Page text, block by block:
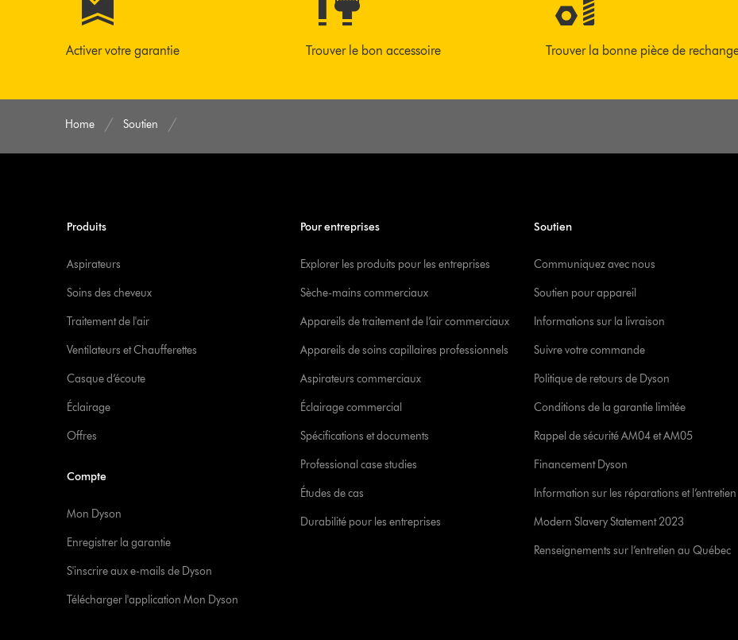
Activer votre garantie Trouver le bon accessoire Trouver la bonne pièce de
Home Soutien
Produits
Aspirateurs
Soins des cheveux
Traitement de l'air
Ventilateurs et Chaufferettes
Casque d’écoute
Éclairage
Offres
Compte
Mon Dyson
Enregistrer la garantie
S'inscrire aux e-mails de Dyson
Télécharger l'application Mon Dyson
Pour entreprises
Explorer les produits pour les entreprises
Sèche-mains commerciaux
Appareils de traitement de l’air commerciaux
Appareils de soins capillaires professionnels
Aspirateurs commerciaux
Éclairage commercial
Spécifications et documents
Professional case studies
Études de cas
Durabilité pour les entreprises
Soutien
Communiquez avec nous
Soutien pour appareil
Informations sur la livraison
Suivre votre commande
Politique de retours de Dyson
Conditions de la garantie limitée
Rappel de sécurité AM04 et AM05
Financement Dyson
Information sur les réparations et l’entretien
Modern Slavery Statement 2023
Renseignements sur l’entretien au Québec